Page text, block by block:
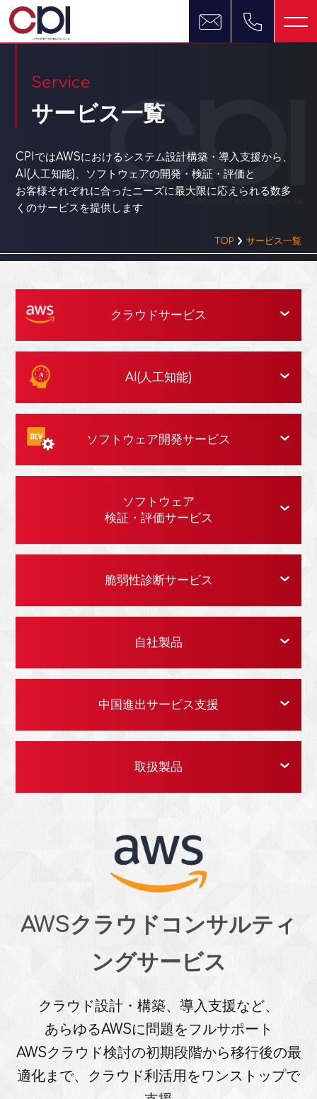
Service
サービス一覧
CPIではAWSにおけるシステム設計構築・導入支援から、
AI(人工知能)、ソフトウェアの開発・検証・評価と
お客様それぞれに合ったニーズに最大限に応えられる数多
くのサービスを提供します
TOP サービス一覧
クラウドサービス
AI(人工知能)
ソフトウェア開発サービス
ソフトウェア
検証・評価サービス
脆弱性診断サービス
自社製品
中国進出サービス支援
取扱製品
AWSクラウドコンサルティ
ングサービス
クラウド設計・構築、導入支援など、
あらゆるAWSに問題をフルサポート
AWSクラウド検討の初期段階から移行後の最
適化まで、クラウド利活用をワンストップで